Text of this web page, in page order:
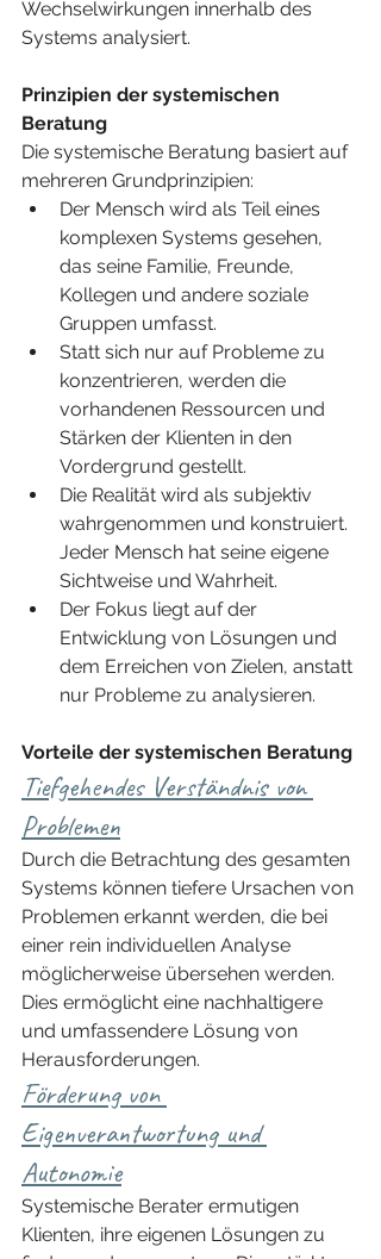
Wechselwirkungen innerhalb des
Systems analysiert.
Prinzipien der systemischen
Beratung
Die systemische Beratung basiert auf
mehreren Grundprinzipien:
Der Mensch wird als Teil eines
komplexen Systems gesehen,
das seine Familie, Freunde,
Kollegen und andere soziale
Gruppen umfasst.
Statt sich nur auf Probleme zu
konzentrieren, werden die
vorhandenen Ressourcen und
Stärken der Klienten in den
Vordergrund gestellt.
Die Realität wird als subjektiv
wahrgenommen und konstruiert.
Jeder Mensch hat seine eigene
Sichtweise und Wahrheit.
Der Fokus liegt auf der
Entwicklung von Lösungen und
dem Erreichen von Zielen, anstatt
nur Probleme zu analysieren.
Vorteile der systemischen Beratung
Tiefgehendes Verständnis von
Problemen
Durch die Betrachtung des gesamten
Systems können tiefere Ursachen von
Problemen erkannt werden, die bei
einer rein individuellen Analyse
möglicherweise übersehen werden.
Dies ermöglicht eine nachhaltigere
und umfassendere Lösung von
Herausforderungen.
Förderung von
Eigenverantwortung und
Autonomie
Systemische Berater ermutigen
Klienten, ihre eigenen Lösungen zu